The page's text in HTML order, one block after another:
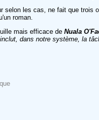
selon les cas, ne fait que
roman.
mais efficace de Nuala
dans notre système, la